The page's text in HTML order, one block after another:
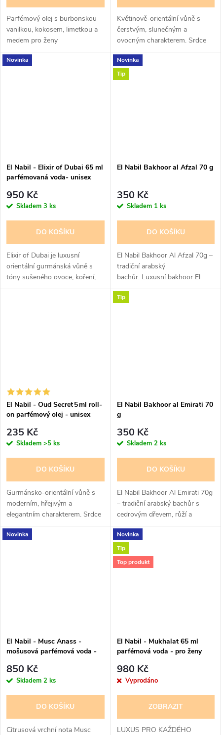
Parfémový olej s burbonskou
vanilkou, kokosem, limetkou a
medem pro ženy
Květinově-orientální vůně s
čerstvým, slunečným a
ovocným charakterem. Srdce
parfému tvoří černý rybíz,
levandule a bílé květiny, základ
doplňují ambra, pižmo a vanilka.
Novinka
El Nabil - Elixir of Dubai 65 ml
parfémovaná voda- unisex
950 Kč
Skladem 3 ks
DO KOŠÍKU
Elixir of Dubai je luxusní
orientální gurmánská vůně s
tóny sušeného ovoce, koření,
lískového oříšku a vanilky.
Novinka
Tip
El Nabil Bakhoor al Afzal 70 g
350 Kč
Skladem 1 ks
DO KOŠÍKU
El Nabil Bakhoor Al Afzal 70g –
tradiční arabský
bachůr. Luxusní bakhoor El
Nabil Al Afzal z oudového
dřeva s tóny růže, jasmínu a
El Nabil - Oud Secret 5 ml roll-
on parfémový olej - unisex
235 Kč
Skladem >5 ks
DO KOŠÍKU
Gurmánsko-orientální vůně s
moderním, hřejivým a
elegantním charakterem. Srdce
parfému tvoří akordy jablka a
růže, základ doplňuje vanilka,
Tip
El Nabil Bakhoor al Emirati 70
g
350 Kč
Skladem 2 ks
DO KOŠÍKU
El Nabil Bakhoor Al Emirati 70g
– tradiční arabský bachůr s
cedrovým dřevem, růží a
vanilkovými tóny. Luxusní a
dlouhotrvající vůně pro
elegantní provonění domova.
Novinka
El Nabil - Musc Anass -
mošusová parfémová voda -
850 Kč
Skladem 2 ks
DO KOŠÍKU
Citrusová vrchní nota Musc
Novinka
Tip
Top produkt
El Nabil - Mukhalat 65 ml
parfémová voda - pro ženy
980 Kč
Vyprodáno
ZOBRAZIT
LUXUS PRO KAŽDÉHO